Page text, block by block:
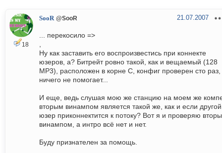
18
SooR @SooR 21.07.2007
... перекосило =>
Ну как заставить его воспроизвестись при коннекте
юзеров, а? Битрейт ровно такой, как и вещаемый (128
МР3), расположен в корне С, конфиг проверен сто раз,
ничего не помогает...
И еще, ведь слушая мою же станцию на моем же
вторым винампом является такой же, как и если другой
юзер приконнектится к потоку? Вот я и проверяю
винампом, а интро всё нет и нет.
Буду признателен за помощь.